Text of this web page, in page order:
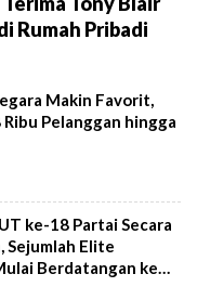
Rumah Pribadi
Makin Favorit,
Ribu Pelanggan hingga
ke-18 Partai Secara
Sejumlah Elite
Berdatangan ke